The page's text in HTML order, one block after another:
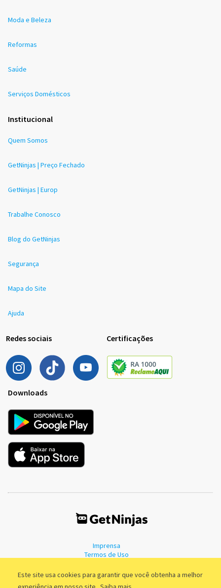
Este site usa cookies para garantir que você obtenha a melhor
Moda e Beleza
Reformas
Saúde
Serviços Domésticos
Institucional
Quem Somos
GetNinjas | Preço Fechado
GetNinjas | Europ
Trabalhe Conosco
Blog do GetNinjas
Segurança
Mapa do Site
Ajuda
Redes sociais Certificações
Downloads
Imprensa
Termos de Uso